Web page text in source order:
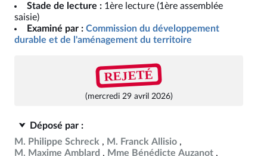
Stade de lecture : 1ère lecture (1ère assemblée
saisie)
Examiné par : Commission du développement
durable et de l'aménagement du territoire
REJETÉ
(mercredi 29 avril 2026)
Déposé par :
M. Philippe Schreck
M. Franck Allisio
M. Maxime Amblard
Mme Bénédicte Auzanot